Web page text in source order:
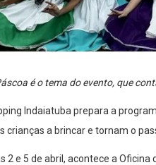
é o tema do evento, que
Indaiatuba prepara a
crianças a brincar e tornam o
2 e 5 de abril, acontece a